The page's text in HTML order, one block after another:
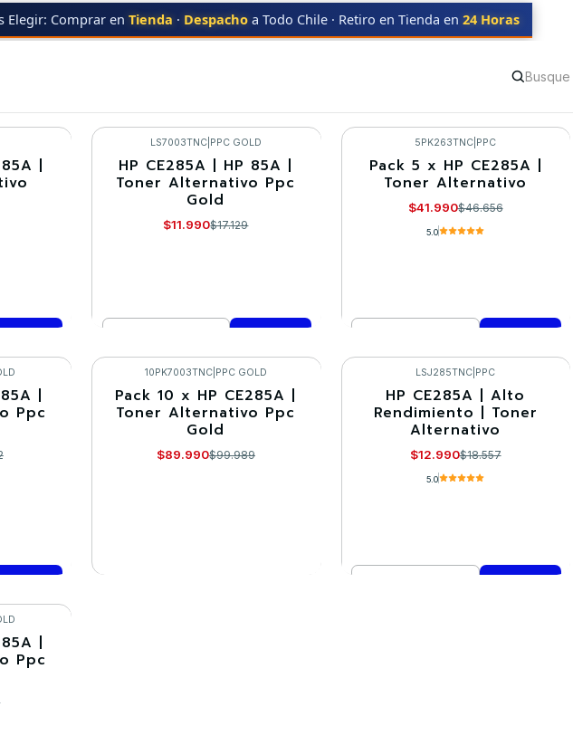
Elegir: Comprar en Tienda · Despacho a Todo Chile · Retiro en Tienda en 24 Horas
P1212
| -30%
LS7003TNC| PPC GOLD
HP CE285A | HP 85A |
Toner Alternativo Ppc
Gold
$11.990$17.129
Comprar ahora
-10%
5PK263TNC PPC
Pack 5 x HP CE285A |
Toner Alternativo
$41.990$46.656
5.0
Comprar ahora
|
Ppc
-10%
10PK7003TNC| PPC GOLD
Pack 10 x HP CE285A |
Toner Alternativo Ppc
Gold
$89.990$99.989
-30%
LSJ285TNC PPC
HP CE285A | Alto
Rendimiento | Toner
Alternativo
$12.990$18.557
5.0
|
Ppc